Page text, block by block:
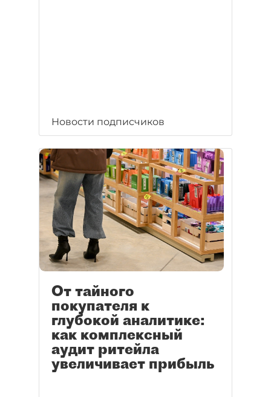
Новости подписчиков
От тайного
покупателя к
глубокой аналитике:
как комплексный
аудит ритейла
увеличивает прибыль